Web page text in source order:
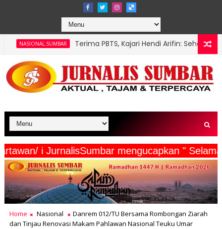
Terima PBTS, Kajari Hendi Arifin: Sehebat Apa pun
Wartawan/ i JurnalisSumbar mengucapkan "
Home Nasional
Danrem 012/TU Bersama Rombongan Ziarah
dan Tinjau Renovasi Makam Pahlawan Nasional Teuku Umar